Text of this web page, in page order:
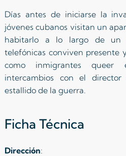
Días antes de iniciarse la
jóvenes cubanos visitan un
habitarlo a lo largo de un
telefónicas conviven presente
como inmigrantes
intercambios con el
estallido de la guerra.
Ficha Técnica
Dirección: